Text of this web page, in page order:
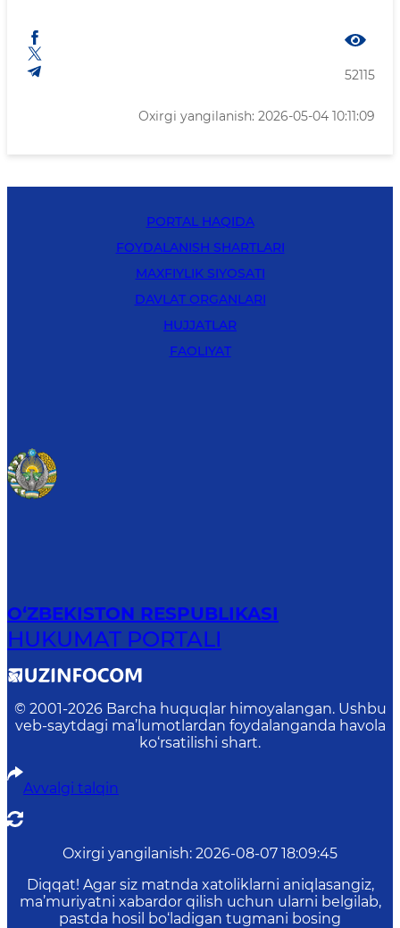
52115
Oxirgi yangilanish: 2026-05-04 10:11:09
PORTAL HAQIDA
FOYDALANISH SHARTLARI
MAXFIYLIK SIYOSATI
DAVLAT ORGANLARI
HUJJATLAR
FAOLIYAT
O‘ZBEKISTON RESPUBLIKASI
HUKUMAT PORTALI
© 2001-2026 Barcha huquqlar himoyalangan. Ushbu
veb-saytdagi ma’lumotlardan foydalanganda havola
ko‘rsatilishi shart.
Avvalgi talqin
Oxirgi yangilanish: 2026-08-07 18:09:45
Diqqat! Agar siz matnda xatoliklarni aniqlasangiz,
ma’muriyatni xabardor qilish uchun ularni belgilab,
pastda hosil bo‘ladigan tugmani bosing